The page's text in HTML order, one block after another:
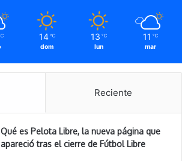
14 ℃
dom
13 ℃
lun
11 ℃
mar
Reciente
Qué es Pelota Libre, la nueva página que
apareció tras el cierre de Fútbol Libre